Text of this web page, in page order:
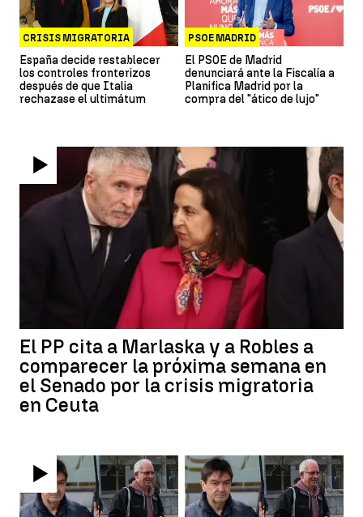
CRISIS MIGRATORIA
España decide restablecer
los controles fronterizos
después de que Italia
rechazase el ultimátum
PSOE MADRID
El PSOE de Madrid
denunciará ante la Fiscalía a
Planifica Madrid por la
compra del "ático de lujo"
El PP cita a Marlaska y a Robles a
comparecer la próxima semana en
el Senado por la crisis migratoria
en Ceuta